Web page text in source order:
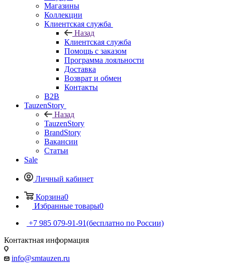
Магазины
Коллекции
Клиентская служба
Назад
Клиентская служба
Помощь с заказом
Программа лояльности
Доставка
Возврат и обмен
Контакты
B2B
TauzenStory
Назад
TauzenStory
BrandStory
Вакансии
Статьи
Sale
Личный кабинет
Корзина0
Избранные товары0
+7 985 079-91-91(бесплатно по России)
Контактная информация
info@smtauzen.ru